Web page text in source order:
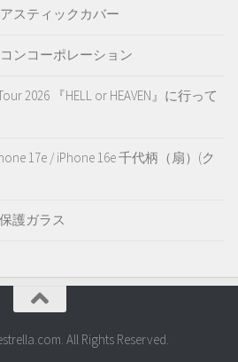
スティックカバー
ンコーポレーション
2026 『HELL or HEAVEN』に行って
17e / iPhone 16e 千代柄（扇）(ク
護ガラス
All Rights Reserved.